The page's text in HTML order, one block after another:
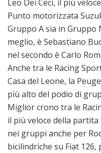
Leo Dei Ceci, il più
Punto motorizzata
Gruppo A sia in Gruppo
meglio, è Sebastiano
nel secondo è Carlo
Anche tra le Racing
Casa del Leone, la
più alto del podio di
Miglior crono tra le
il più veloce della
nei gruppi anche per
bicilindriche su Fiat